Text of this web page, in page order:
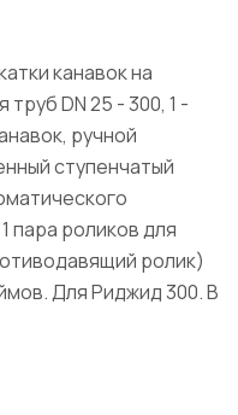
канавок на
DN 25 - 300, 1 -
ручной
ступенчатый
пара роликов для
ролик)
Для Риджид 300. В